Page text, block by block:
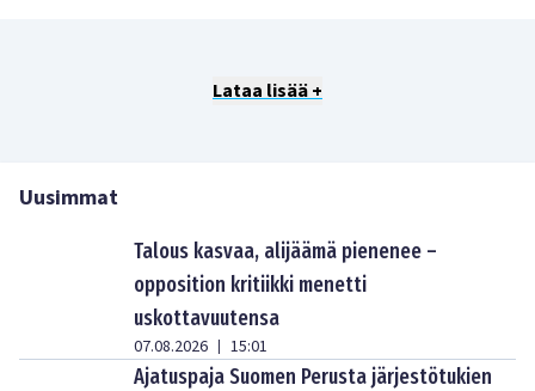
Lataa lisää +
Uusimmat
Talous kasvaa, alijäämä pienenee –
opposition kritiikki menetti
uskottavuutensa
07.08.2026 | 15:01
Ajatuspaja Suomen Perusta järjestötukien